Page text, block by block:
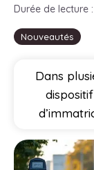
Nouveautés
Durée de lecture
Dans